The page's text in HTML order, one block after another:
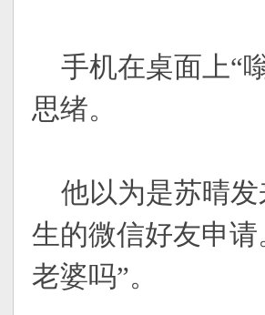
手机在桌面上“
思绪。
他以为是苏晴发
生的微信好友申
老婆吗”。